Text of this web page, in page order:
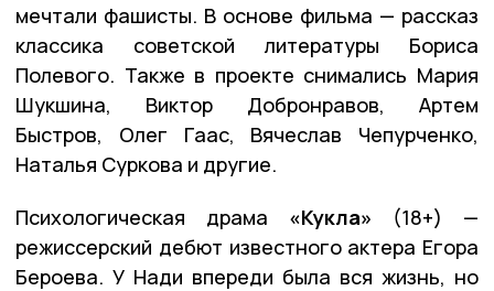
мечтали фашисты. В основе фильма — рассказ
классика советской литературы Бориса
Полевого. Также в проекте снимались Мария
Шукшина, Виктор Добронравов, Артем
Быстров, Олег Гаас, Вячеслав Чепурченко,
Наталья Суркова и другие.
Психологическая драма «Кукла» (18+) —
режиссерский дебют известного актера Егора
Бероева. У Нади впереди была вся жизнь, но